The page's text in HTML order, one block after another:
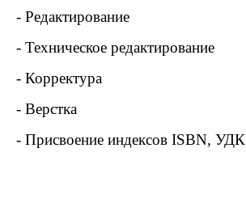
- Редактирование
- Техническое редактирование
- Корректура
- Верстка
- Присвоение индексов ISBN, УДК